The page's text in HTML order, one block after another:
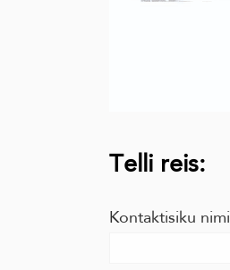
Telli reis:
Kontaktisiku nimi